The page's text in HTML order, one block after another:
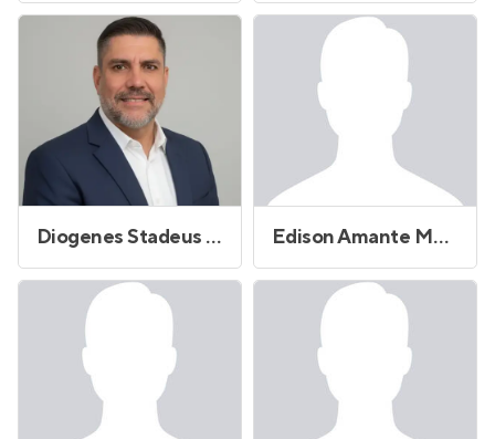
Diogenes Stadeus Andrade Edison Amante Monteforte